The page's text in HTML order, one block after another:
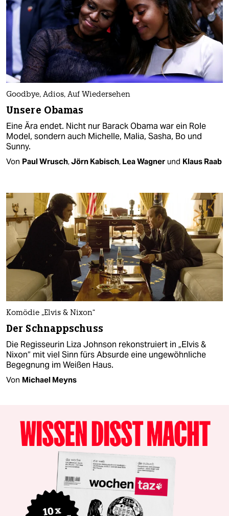
Goodbye, Adios, Auf Wiedersehen
Unsere Obamas
Eine Ära endet. Nicht nur Barack Obama war ein Role
Model, sondern auch Michelle, Malia, Sasha, Bo und
Sunny.
Von Paul Wrusch,Jörn Kabisch, Lea Wagner und Klaus Raab
Komödie „Elvis & Nixon“
Der Schnappschuss
Die Regisseurin Liza Johnson rekonstruiert in „Elvis &
Nixon“ mit viel Sinn fürs Absurde eine ungewöhnliche
Begegnung im Weißen Haus.
Von Michael Meyns